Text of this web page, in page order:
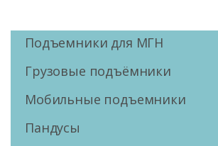
Подъемники для МГН
Грузовые подъёмники
Мобильные подъемники
Пандусы